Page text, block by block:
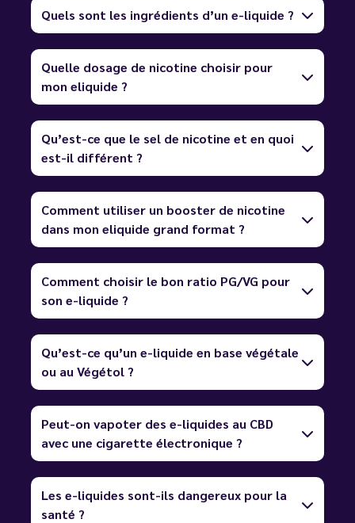
Quels sont les ingrédients d’un e-liquide ?
Quelle dosage de nicotine choisir pour
mon eliquide ?
Qu’est-ce que le sel de nicotine et en quoi
est-il différent ?
Comment utiliser un booster de nicotine
dans mon eliquide grand format ?
Comment choisir le bon ratio PG/VG pour
son e-liquide ?
Qu’est-ce qu’un e-liquide en base végétale
ou au Végétol ?
Peut-on vapoter des e-liquides au CBD
avec une cigarette électronique ?
Les e-liquides sont-ils dangereux pour la
santé ?